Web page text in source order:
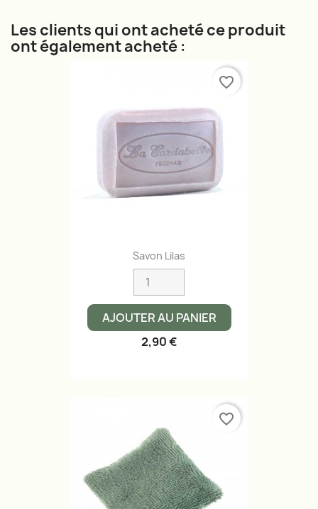
Les clients qui ont acheté ce produit
ont également acheté :
Savon Lilas
AJOUTER AU PANIER
2,90 €
favorite_border
favorite_border